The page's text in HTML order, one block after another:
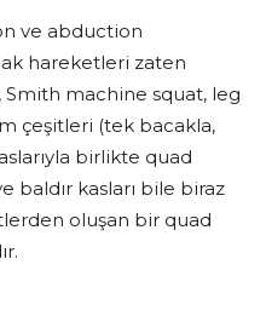
ve abduction
hareketleri zaten
Smith machine squat, leg
çeşitleri (tek bacakla,
birlikte quad
baldır kasları bile biraz
oluşan bir quad